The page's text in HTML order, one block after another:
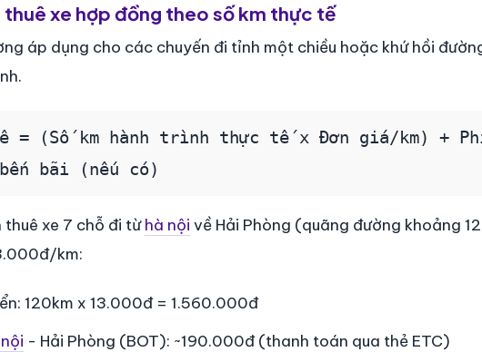
thuê xe hợp đồng theo số km thực tế
áp dụng cho các chuyến đi tỉnh một chiều hoặc khứ hồi
= (Số km hành trình thực tế x Đơn giá/km) +
bãi (nếu có)
thuê xe 7 chỗ đi từhà nội về Hải Phòng (quãng đường khoảng
km:
120km x 13.000đ = 1.560.000đ
- Hải Phòng (BOT): ~190.000đ (thanh toán qua thẻ ETC)